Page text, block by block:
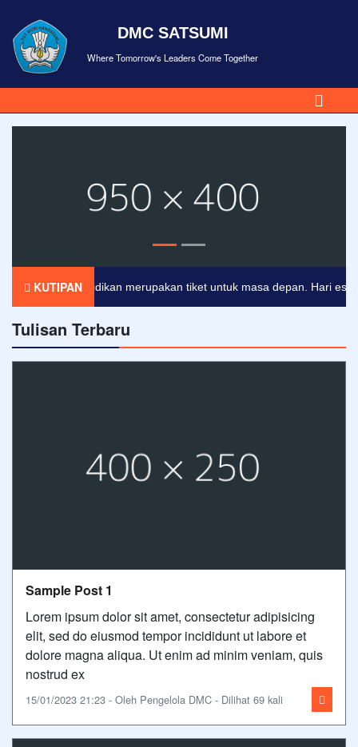
DMC SATSUMI
Where Tomorrow's Leaders Come Together
KUTIPAN
Pendidikan merupakan tiket untuk masa depan. Hari esok
Tulisan Terbaru
Sample Post 1
Lorem ipsum dolor sit amet, consectetur adipisicing
elit, sed do eiusmod tempor incididunt ut labore et
dolore magna aliqua. Ut enim ad minim veniam, quis
nostrud ex
15/01/2023 21:23 - Oleh Pengelola DMC - Dilihat 69 kali